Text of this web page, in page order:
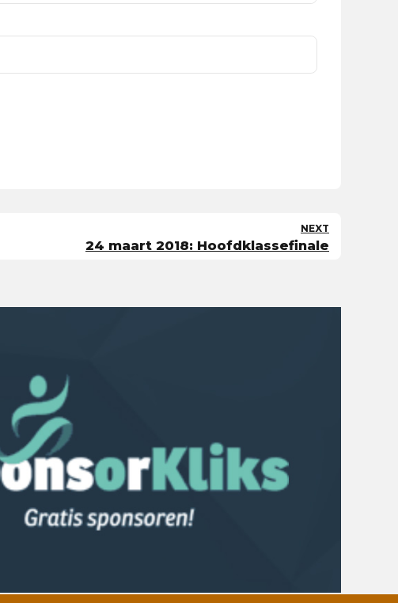
NEXT
24 maart 2018: Hoofdklassefinale